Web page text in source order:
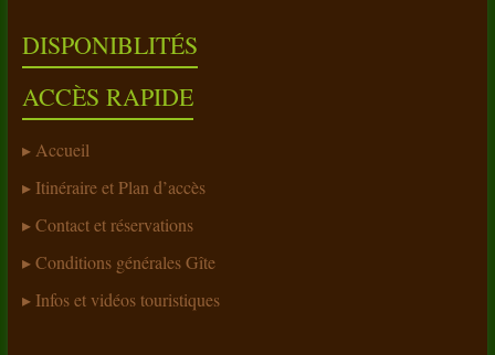
DISPONIBLITÉS
ACCÈS RAPIDE
Accueil
Itinéraire et Plan d’accès
Contact et réservations
Conditions générales Gîte
Infos et vidéos touristiques